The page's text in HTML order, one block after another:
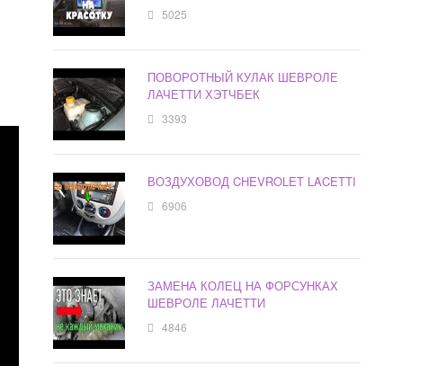
5025
ПОВОРОТНЫЙ КУЛАК ШЕВРОЛЕ
ЛАЧЕТТИ ХЭТЧБЕК
3393
ВОЗДУХОВОД CHEVROLET LACETTI
6906
ЗАМЕНА КОЛЕЦ НА ФОРСУНКАХ
ШЕВРОЛЕ ЛАЧЕТТИ
4846